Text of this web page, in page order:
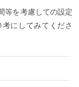
等を考慮しての設定
にしてみてくださ